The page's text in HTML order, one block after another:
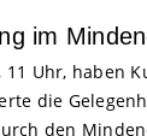
im
11 Uhr, haben
die
den